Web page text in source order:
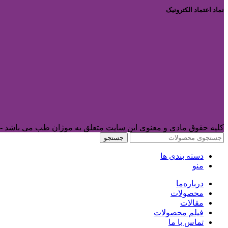
نماد اعتماد الکترونیک
کلیه حقوق مادی و معنوی این سایت متعلق به موژان طب می باشد -
جستجو
دسته بندی ها
منو
درباره‌ما
محصولات
مقالات
فیلم محصولات
تماس با ما